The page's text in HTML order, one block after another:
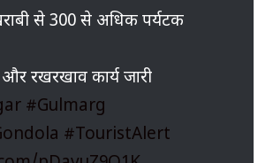
से 300 से अधिक पर्यटक
और रखरखाव कार्य जारी
#Gulmarg
#TouristAlert